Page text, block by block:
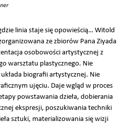
linia staje się opowieścią… Witold
ze zbiorów Pana Ziyada
osobowości artystycznej z
warsztatu plastycznego. Nie
biografii artystycznej. Nie
ujęciu. Daje wgląd w proces
powstawania dzieła, dobierania
ekspresji, poszukiwania techniki
sztuki, materializowania się wizji